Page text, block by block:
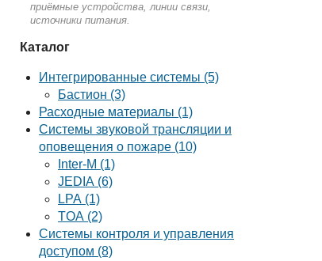
приёмные устройства, линии связи,
источники питания.
Каталог
Интегрированные системы (5)
Бастион (3)
Расходные материалы (1)
Системы звуковой трансляции и
оповещения о пожаре (10)
Inter-M (1)
JEDIA (6)
LPA (1)
TOA (2)
Системы контроля и управления
доступом (8)